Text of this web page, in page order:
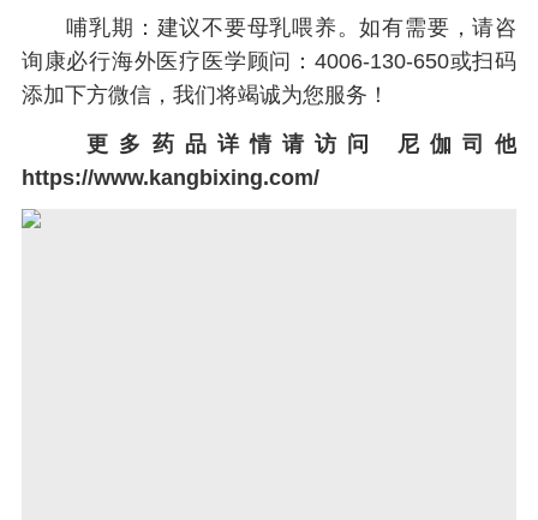
哺乳期：建议不要母乳喂养。如有需要，请咨
询康必行海外医疗医学顾问：4006-130-650或扫码
添加下方微信，我们将竭诚为您服务！
更多药品详情请访问
尼伽司他
https://www.kangbixing.com/